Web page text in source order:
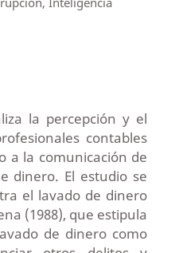
la percepción y el
contables
a la comunicación de
dinero. El estudio se
el lavado de dinero
(1988), que estipula
de dinero como